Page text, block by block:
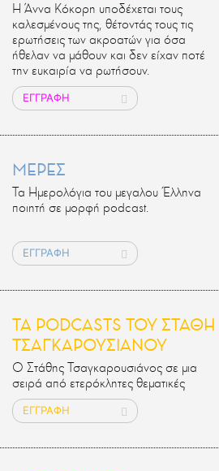
Η Άννα Κόκορη υποδέχεται τους
καλεσμένους της, θέτοντάς τους τις
ερωτήσεις των ακροατών για όσα
ήθελαν να μάθουν και δεν είχαν ποτέ
την ευκαιρία να ρωτήσουν.
ΕΓΓΡΑΦΗ
ΜΕΡΕΣ
Τα Ημερολόγια του μεγαλου Έλληνα
ποιητή σε μορφή podcast.
ΕΓΓΡΑΦΗ
ΤΑ PODCASTS ΤΟΥ ΣΤΑΘΗ
ΤΣΑΓΚΑΡΟΥΣΙΑΝΟΥ
Ο Στάθης Τσαγκαρουσιάνος σε μια
σειρά από ετερόκλητες θεματικές
ΕΓΓΡΑΦΗ